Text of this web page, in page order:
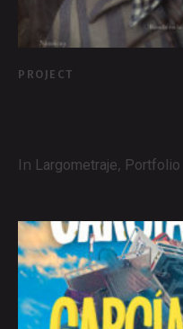
PROJECT
In Largometraje, Portfolio